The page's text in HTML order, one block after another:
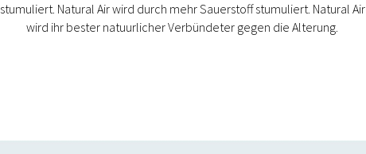
stumuliert. Natural Air wird durch mehr Sauerstoff stumuliert. Natural Air
wird ihr bester natuurlicher Verbündeter gegen die Alterung.